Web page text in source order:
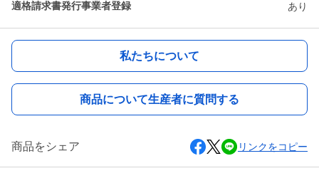
適格請求書発行事業者登録 あり
私たちについて
商品について生産者に質問する
商品をシェア リンクをコピー